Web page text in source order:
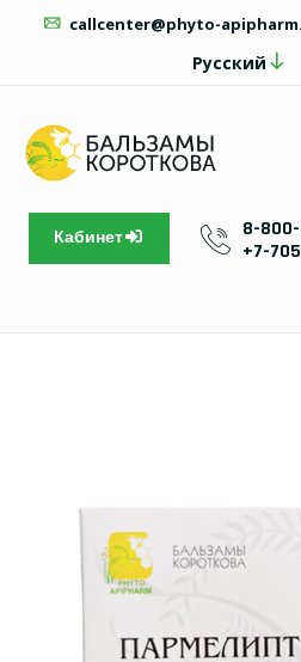
callcenter@phyto-
Русский
Кабинет
8-
+7-